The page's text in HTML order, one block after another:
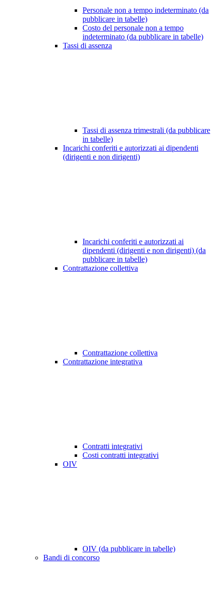
Personale non a tempo indeterminato (da
pubblicare in tabelle)
Costo del personale non a tempo
indeterminato (da pubblicare in tabelle)
Tassi di assenza
Tassi di assenza trimestrali (da pubblicare
in tabelle)
Incarichi conferiti e autorizzati ai dipendenti
(dirigenti e non dirigenti)
Incarichi conferiti e autorizzati ai
dipendenti (dirigenti e non dirigenti) (da
pubblicare in tabelle)
Contrattazione collettiva
Contrattazione collettiva
Contrattazione integrativa
Contratti integrativi
Costi contratti integrativi
OIV
OIV (da pubblicare in tabelle)
Bandi di concorso